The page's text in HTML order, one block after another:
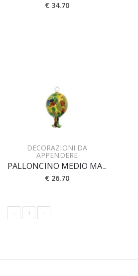
€ 34.70
DECORAZIONI DA
APPENDERE
PALLONCINO MEDIO MACCHIE
€ 26.70
1